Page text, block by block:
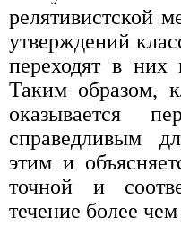
релятивистской
утверждений
переходят в них
Таким образом,
оказывается
справедливым
этим и
точной и
течение более